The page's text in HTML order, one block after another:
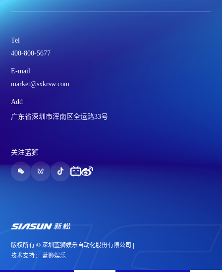
Tel
400-800-5677
E-mail
market@sxkrsw.com
Add
广东省深圳市浑南区全运路33号
版权所有 © 深圳蓝狮娱乐自动化股份有限公司 |
技术支持： 蓝狮娱乐
关注蓝狮